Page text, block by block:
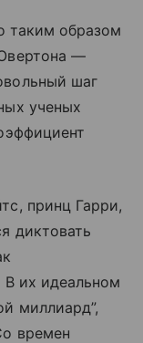
таким образом
—
шаг
ученых
принц Гарри,
диктовать
В их идеальном
миллиард”,
времен